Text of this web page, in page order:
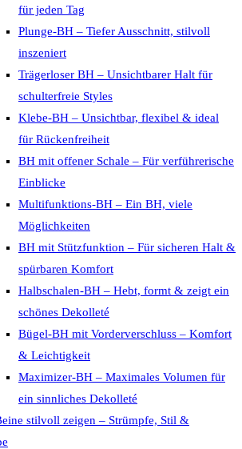
für jeden Tag
Plunge-BH – Tiefer Ausschnitt, stilvoll
inszeniert
Trägerloser BH – Unsichtbarer Halt für
schulterfreie Styles
Klebe-BH – Unsichtbar, flexibel & ideal
für Rückenfreiheit
BH mit offener Schale – Für verführerische
Einblicke
Multifunktions-BH – Ein BH, viele
Möglichkeiten
BH mit Stützfunktion – Für sicheren Halt &
spürbaren Komfort
Halbschalen-BH – Hebt, formt & zeigt ein
schönes Dekolleté
Bügel-BH mit Vorderverschluss – Komfort
& Leichtigkeit
Maximizer-BH – Maximales Volumen für
ein sinnliches Dekolleté
stilvoll zeigen – Strümpfe, Stil &